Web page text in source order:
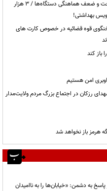
ریمـدان؛ مرزی گرفتار در صف، کمبود زیرساخت و ضعف هماهنگی دستگاه‌ها / ۳ هزار
بهداشتی!
قوه قضائیه در خصوص کارت های
باز کند
امن هستیم
رزکان در اجتماع بزرگ مردم ولایت‌مدار
هرمز باز نخواهد شد
به دشمن: «خیابان‌ها را به ناامیدان